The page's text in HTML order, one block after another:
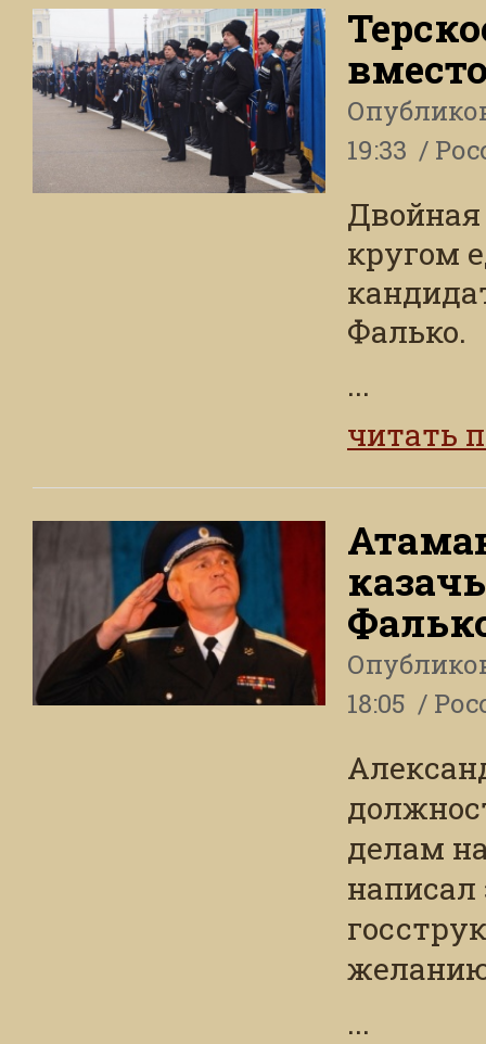
19:33
кругом
Фалько.
...
читать
18:05
делам
написал
...